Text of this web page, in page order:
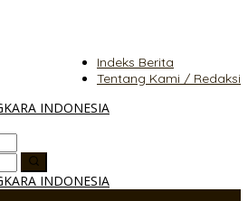
Indeks Berita
Tentang Kami / Redaksi